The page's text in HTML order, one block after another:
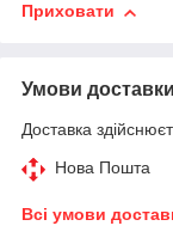
Приховати
Умови доставки
Доставка
Нова Пошта
Всі умови